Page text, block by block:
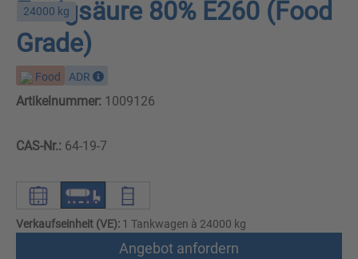
24000 kg
Essigsäure 80% E260 (Food
Grade)
Food ADR
Artikelnummer: 1009126
CAS-Nr.: 64-19-7
Verkaufseinheit (VE): 1 Tankwagen à 24000 kg
Angebot anfordern